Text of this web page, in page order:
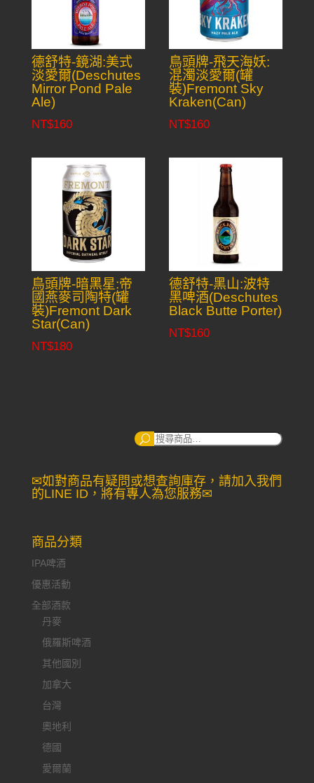
德舒特-鏡湖:美式
淡愛爾(Deschutes
Mirror Pond Pale
Ale)
NT$160
鳥頭牌-飛天海妖:
混濁淡愛爾(罐
裝)Fremont Sky
Kraken(Can)
NT$160
鳥頭牌-暗黑星:帝
國燕麥司陶特(罐
裝)Fremont Dark
Star(Can)
NT$180
德舒特-黑山:波特
黑啤酒(Deschutes
Black Butte Porter)
NT$160
搜
✉如對商品有疑問或想查詢庫存，請加入我們
的LINE ID，將有專人為您服務✉
商品分類
IPA啤酒
優惠活動
全部酒款
丹麥
俄羅斯啤酒
其他國別
加拿大
台灣
奧地利
德國
愛爾蘭